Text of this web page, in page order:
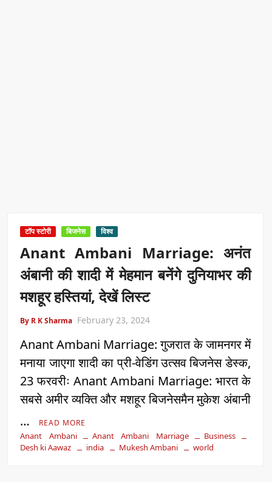
टॉप स्टोरी बिजनेस विश्व
Anant Ambani Marriage: अनंत
अंबानी की शादी में मेहमान बनेंगे दुनियाभर की
मशहूर हस्तियां, देखें लिस्ट
By R K Sharma February 23, 2024
Anant Ambani Marriage: गुजरात के जामनगर में
मनाया जाएगा शादी का प्री-वेडिंग उत्सव बिजनेस डेस्क,
23 फरवरीः Anant Ambani Marriage: भारत के
सबसे अमीर व्यक्ति और मशहूर बिजनेसमैन मुकेश अंबानी
…
READ MORE
Anant Ambani Anant Ambani Marriage
Business
Desh ki Aawaz
india Mukesh Ambani world